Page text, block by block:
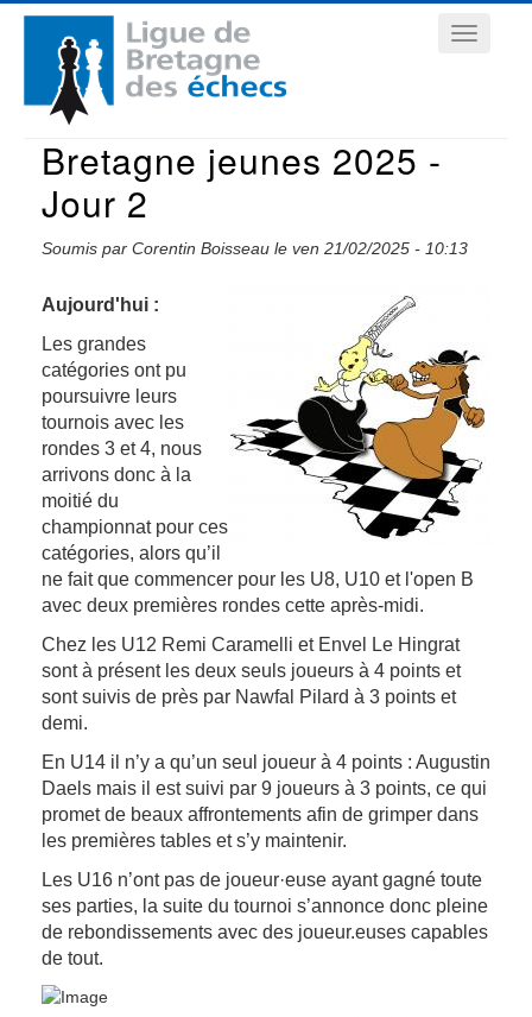
Aller
contenu
principal
Navigation
principale
Bretagne jeunes 2025 -
Jour 2
Soumis par Corentin Boisseau le ven 21/02/2025 - 10:13
Aujourd'hui :
Les grandes
catégories ont pu
poursuivre leurs
tournois avec les
rondes 3 et 4, nous
arrivons donc à la
moitié du
championnat pour ces
catégories, alors qu’il
ne fait que commencer pour les U8, U10 et l'open B
avec deux premières rondes cette après-midi.
Chez les U12 Remi Caramelli et Envel Le Hingrat
sont à présent les deux seuls joueurs à 4 points et
sont suivis de près par Nawfal Pilard à 3 points et
demi.
En U14 il n’y a qu’un seul joueur à 4 points : Augustin
Daels mais il est suivi par 9 joueurs à 3 points, ce qui
promet de beaux affrontements afin de grimper dans
les premières tables et s’y maintenir.
Les U16 n’ont pas de joueur·euse ayant gagné toute
ses parties, la suite du tournoi s’annonce donc pleine
de rebondissements avec des joueur.euses capables
de tout.